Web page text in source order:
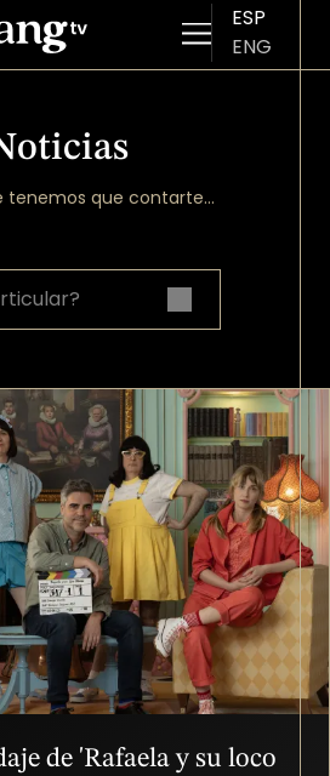
ESP
ENG
tenemos que contarte...
de 'Rafaela y su loco